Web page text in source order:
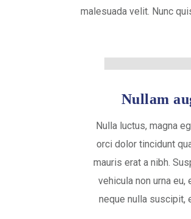
malesuada velit. Nunc
Nullam
Nulla luctus, magna
orci dolor tincidunt
mauris erat a nibh.
vehicula non urna
neque nulla suscipit,